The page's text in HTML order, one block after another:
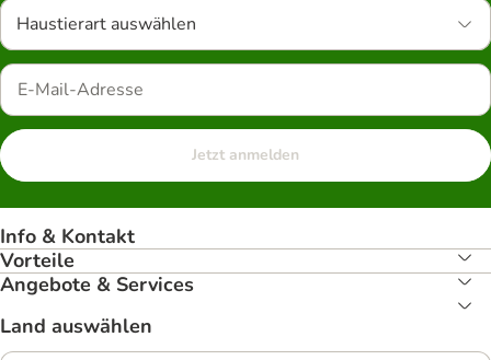
Haustierart auswählen
Jetzt anmelden
Info & Kontakt
Vorteile
Angebote & Services
Land auswählen